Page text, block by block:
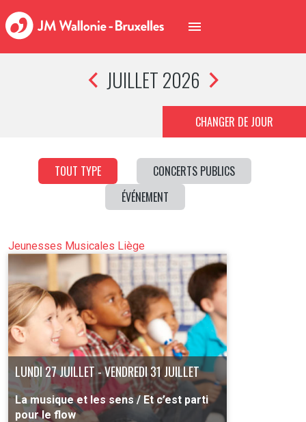
JUILLET 2026
CHANGER DE JOUR
TOUT TYPE
CONCERTS PUBLICS
ÉVÉNEMENT
Jeunesses Musicales Liège
LUNDI 27 JUILLET - VENDREDI 31 JUILLET
La musique et les sens / Et c’est parti
pour le flow